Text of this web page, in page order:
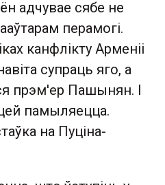
адчувае сябе не
перамогі.
канфлікту Арменіі
супраць яго, а
прэм'ер Пашынян. І
памыляецца.
на Пуціна-